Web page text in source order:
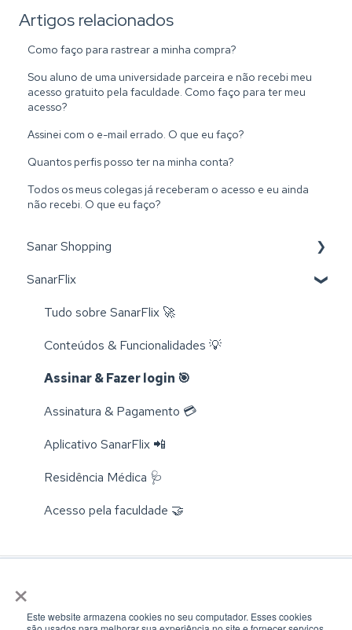
×
Este website armazena cookies no seu computador. Esses cookies
Artigos relacionados
Como faço para rastrear a minha compra?
Sou aluno de uma universidade parceira e não recebi meu
acesso gratuito pela faculdade. Como faço para ter meu
acesso?
Assinei com o e-mail errado. O que eu faço?
Quantos perfis posso ter na minha conta?
Todos os meus colegas já receberam o acesso e eu ainda
não recebi. O que eu faço?
Sanar Shopping
Livros 📚
Trocas e Cancelamentos 📬
Compra e Cadastro 📦
Cursos 💻
Rastreamento 🔎
SanarFlix
Tudo sobre SanarFlix 🚀
Conteúdos & Funcionalidades 💡
Assinar & Fazer login 🎯
Assinatura & Pagamento 💳
Aplicativo SanarFlix 📲
Residência Médica 🩺
Acesso pela faculdade 🤝